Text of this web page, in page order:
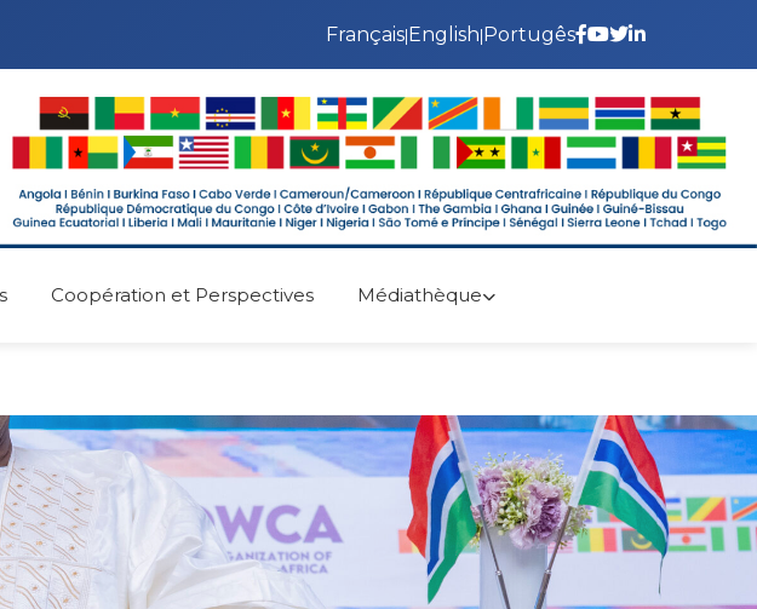
Français|English|Portugês
Coopération et Perspectives Médiathèque